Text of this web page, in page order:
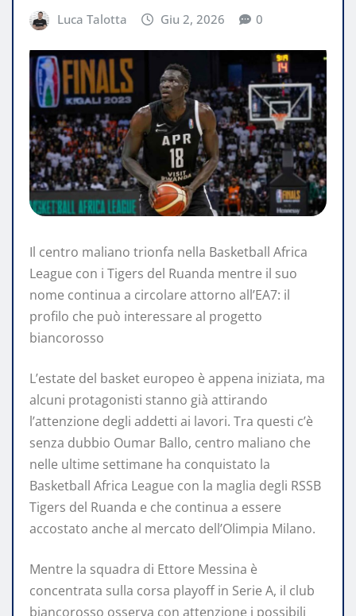
Luca Talotta Giu 2, 2026 0
Il centro maliano trionfa nella Basketball Africa
League con i Tigers del Ruanda mentre il suo
nome continua a circolare attorno all’EA7: il
profilo che può interessare al progetto
biancorosso
L’estate del basket europeo è appena iniziata, ma
alcuni protagonisti stanno già attirando
l’attenzione degli addetti ai lavori. Tra questi c’è
senza dubbio Oumar Ballo, centro maliano che
nelle ultime settimane ha conquistato la
Basketball Africa League con la maglia degli RSSB
Tigers del Ruanda e che continua a essere
accostato anche al mercato dell’Olimpia Milano.
Mentre la squadra di Ettore Messina è
concentrata sulla corsa playoff in Serie A, il club
biancorosso osserva con attenzione i possibili